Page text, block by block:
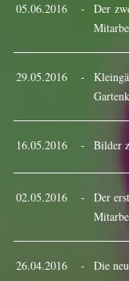
05.06.2016 -
Der
29.05.2016 -
16.05.2016 - Bilder
02.05.2016 -
Der
26.04.2016 -
Die